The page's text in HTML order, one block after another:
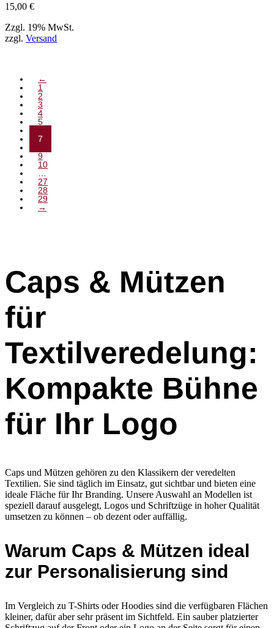
15,00 €
Zzgl. 19% MwSt.
zzgl. Versand
←
1
2
3
4
5
7
9
10
27
28
29
→
Caps & Mützen
für
Textilveredelung:
Kompakte Bühne
für Ihr Logo
Caps und Mützen gehören zu den Klassikern der veredelten
Textilien. Sie sind täglich im Einsatz, gut sichtbar und bieten eine
ideale Fläche für Ihr Branding. Unsere Auswahl an Modellen ist
speziell darauf ausgelegt, Logos und Schriftzüge in hoher Qualität
umsetzen zu können – ob dezent oder auffällig.
Warum Caps & Mützen ideal
zur Personalisierung sind
Im Vergleich zu T-Shirts oder Hoodies sind die verfügbaren Flächen
kleiner, dafür aber sehr präsent im Sichtfeld. Ein sauber platzierter